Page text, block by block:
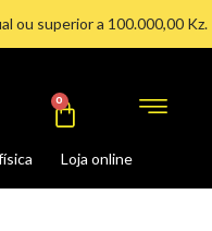
ou superior a 100.000,00 Kz.
Loja online
0 Cart